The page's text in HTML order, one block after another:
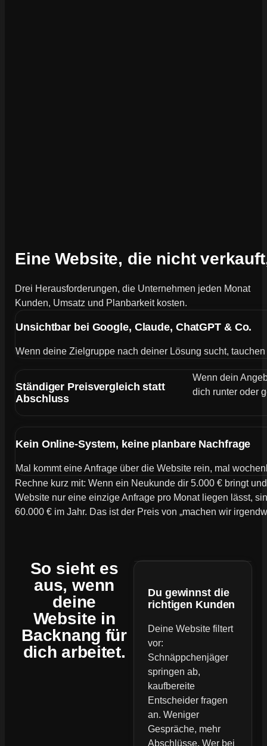
Eine Website, die nicht
Drei Herausforderungen, die Unternehmen jeden Monat
Kunden, Umsatz und Planbarkeit kosten.
Unsichtbar bei Google, Claude, ChatGPT & Co.
Wenn deine Zielgruppe nach deiner Lösung sucht,
Ständiger Preisvergleich statt
Abschluss
Wenn dein
dich runter oder
Kein Online-System, keine planbare Nachfrage
Mal kommt eine Anfrage über die Website rein, mal
Rechne kurz mit: Wenn ein Neukunde dir 5.000 € bringt
Website nur eine einzige Anfrage pro Monat liegen lässt,
60.000 € im Jahr. Das ist der Preis von „machen wir
So sieht es
aus, wenn
deine
Website in
Backnang für
dich arbeitet.
Du gewinnst die
richtigen Kunden
Deine Website filtert
vor:
Schnäppchenjäger
springen ab,
kaufbereite
Entscheider fragen
an. Weniger
Gespräche, mehr
Abschlüsse. Wer bei